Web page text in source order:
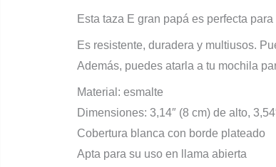
Esta taza E gran papá es perfecta
Es resistente, duradera y multiusos.
Además, puedes atarla a tu mochila
Material: esmalte
Dimensiones: 3,14″ (8 cm) de alto,
Cobertura blanca con borde plateado
Apta para su uso en llama abierta